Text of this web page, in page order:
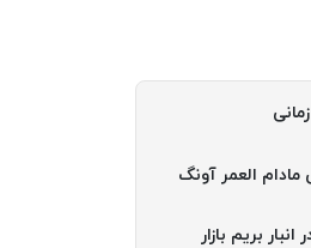
مادام العمر آونگ
بریم بازار